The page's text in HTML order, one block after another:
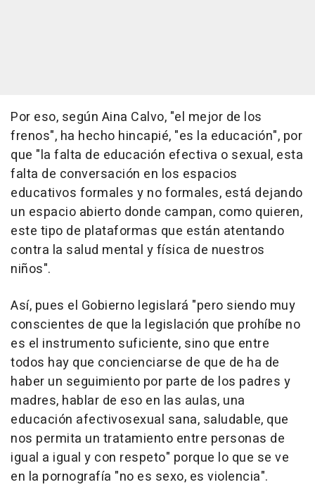
Por eso, según Aina Calvo, "el mejor de los
frenos", ha hecho hincapié, "es la educación", por
que "la falta de educación efectiva o sexual, esta
falta de conversación en los espacios
educativos formales y no formales, está dejando
un espacio abierto donde campan, como quieren,
este tipo de plataformas que están atentando
contra la salud mental y física de nuestros
niños".
Así, pues el Gobierno legislará "pero siendo muy
conscientes de que la legislación que prohíbe no
es el instrumento suficiente, sino que entre
todos hay que concienciarse de que de ha de
haber un seguimiento por parte de los padres y
madres, hablar de eso en las aulas, una
educación afectivosexual sana, saludable, que
nos permita un tratamiento entre personas de
igual a igual y con respeto" porque lo que se ve
en la pornografía "no es sexo, es violencia".